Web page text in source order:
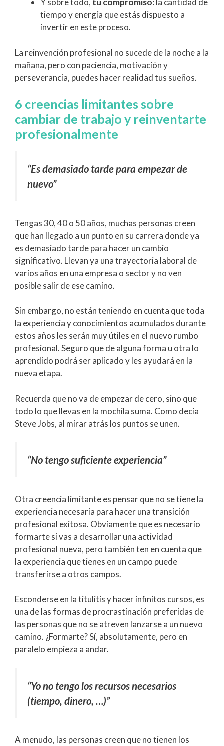
tiempo y energía que estás dispuesto a
invertir en este proceso.
La reinvención profesional no sucede de la noche a la
mañana, pero con paciencia, motivación y
perseverancia, puedes hacer realidad tus sueños.
6 creencias limitantes sobre
cambiar de trabajo y reinventarte
profesionalmente
“Es demasiado tarde para empezar de
nuevo”
Tengas 30, 40 o 50 años, muchas personas creen
que han llegado a un punto en su carrera donde ya
es demasiado tarde para hacer un cambio
significativo. Llevan ya una trayectoria laboral de
varios años en una empresa o sector y no ven
posible salir de ese camino.
Sin embargo, no están teniendo en cuenta que toda
la experiencia y conocimientos acumulados durante
estos años les serán muy útiles en el nuevo rumbo
profesional. Seguro que de alguna forma u otra lo
aprendido podrá ser aplicado y les ayudará en la
nueva etapa.
Recuerda que no va de empezar de cero, sino que
todo lo que llevas en la mochila suma. Como decía
Steve Jobs, al mirar atrás los puntos se unen.
“No tengo suficiente experiencia”
Otra creencia limitante es pensar que no se tiene la
experiencia necesaria para hacer una transición
profesional exitosa. Obviamente que es necesario
formarte si vas a desarrollar una actividad
profesional nueva, pero también ten en cuenta que
la experiencia que tienes en un campo puede
transferirse a otros campos.
Esconderse en la titulitis y hacer infinitos cursos, es
una de las formas de procrastinación preferidas de
las personas que no se atreven lanzarse a un nuevo
camino. ¿Formarte? Sí, absolutamente, pero en
paralelo empieza a andar.
“Yo no tengo los recursos necesarios
(tiempo, dinero, …)”
A menudo, las personas creen que no tienen los